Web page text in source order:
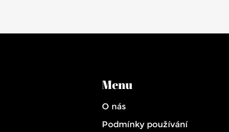
Menu
O nás
Podmínky používání